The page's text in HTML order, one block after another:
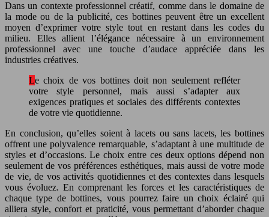
Dans un contexte professionnel créatif, comme dans le domaine de
la mode ou de la publicité, ces bottines peuvent être un excellent
moyen d’exprimer votre style tout en restant dans les codes du
milieu. Elles allient l’élégance nécessaire à un environnement
professionnel avec une touche d’audace appréciée dans les
industries créatives.
Le choix de vos bottines doit non seulement refléter
votre style personnel, mais aussi s’adapter aux
exigences pratiques et sociales des différents contextes
de votre vie quotidienne.
En conclusion, qu’elles soient à lacets ou sans lacets, les bottines
offrent une polyvalence remarquable, s’adaptant à une multitude de
styles et d’occasions. Le choix entre ces deux options dépend non
seulement de vos préférences esthétiques, mais aussi de votre mode
de vie, de vos activités quotidiennes et des contextes dans lesquels
vous évoluez. En comprenant les forces et les caractéristiques de
chaque type de bottines, vous pourrez faire un choix éclairé qui
alliera style, confort et praticité, vous permettant d’aborder chaque